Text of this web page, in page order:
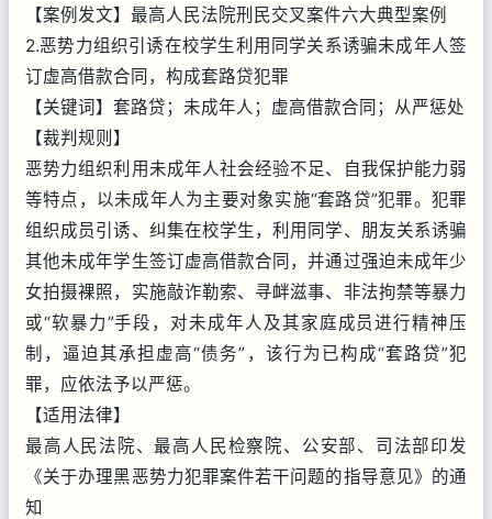
【案例发文】最高人民法院刑民交叉案件六大典型案例
2.恶势力组织引诱在校学生利用同学关系诱骗未成年人签
订虚高借款合同，构成套路贷犯罪
【关键词】套路贷；未成年人；虚高借款合同；从严惩处
【裁判规则】
恶势力组织利用未成年人社会经验不足、自我保护能力弱
等特点，以未成年人为主要对象实施“套路贷”犯罪。犯罪
组织成员引诱、纠集在校学生，利用同学、朋友关系诱骗
其他未成年学生签订虚高借款合同，并通过强迫未成年少
女拍摄裸照，实施敲诈勒索、寻衅滋事、非法拘禁等暴力
或“软暴力”手段，对未成年人及其家庭成员进行精神压
制，逼迫其承担虚高“债务”，该行为已构成“套路贷”犯
罪，应依法予以严惩。
【适用法律】
最高人民法院、最高人民检察院、公安部、司法部印发
《关于办理黑恶势力犯罪案件若干问题的指导意见》的通
知